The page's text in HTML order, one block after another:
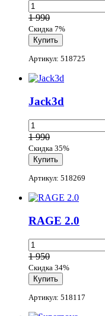
1 990
Скидка 7%
Артикул: 518725
Jack3d
1 990
Скидка 35%
Артикул: 518269
RAGE 2.0
1 950
Скидка 34%
Артикул: 518117